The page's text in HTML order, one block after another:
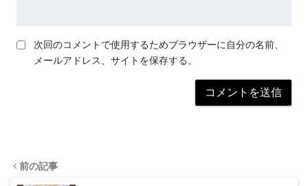
次回のコメントで使用するためブラウザーに自分の名前、
メールアドレス、サイトを保存する。
前の記事